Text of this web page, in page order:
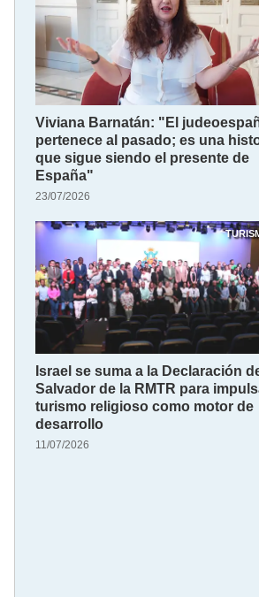
Viviana Barnatán: "El
pertenece al pasado; es una
que sigue siendo el presente de
España"
23/07/2026
Israel se suma a la Declaración
Salvador de la RMTR para
turismo religioso como motor de
desarrollo
11/07/2026